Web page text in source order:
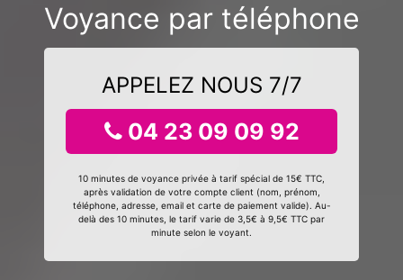
Voyance par téléphone
APPELEZ NOUS 7/7
04 23 09 09 92
10 minutes de voyance privée à tarif spécial de 15€ TTC,
après validation de votre compte client (nom, prénom,
téléphone, adresse, email et carte de paiement valide). Au-
delà des 10 minutes, le tarif varie de 3,5€ à 9,5€ TTC par
minute selon le voyant.